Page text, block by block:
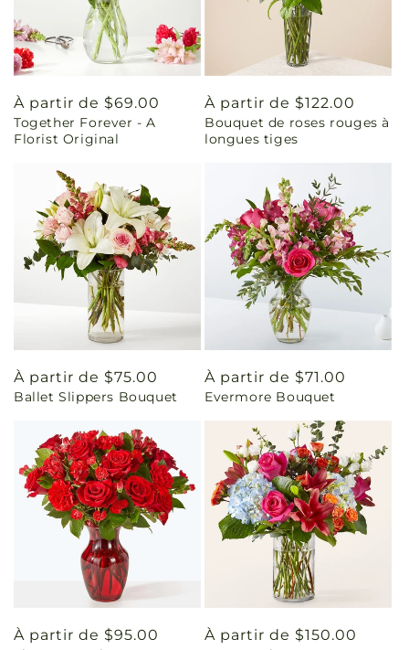
Prix
habituel
À partir de $69.00
Together Forever - A
Florist Original
Prix
habituel
À partir de $122.00
Bouquet de roses rouges à
longues tiges
Prix
habituel
À partir de $75.00
Ballet Slippers Bouquet
Prix
habituel
À partir de $71.00
Evermore Bouquet
Prix
À partir de $95.00
Prix
À partir de $150.00